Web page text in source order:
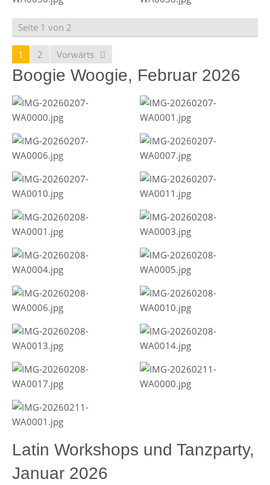
Seite 1 von 2
1 2 Vorwärts
Boogie Woogie, Februar 2026
Latin Workshops und Tanzparty,
Januar 2026